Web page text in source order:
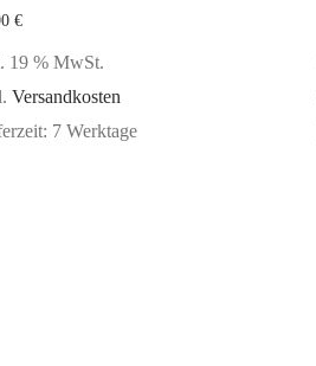
€
19 % MwSt.
Versandkosten
7 Werktage